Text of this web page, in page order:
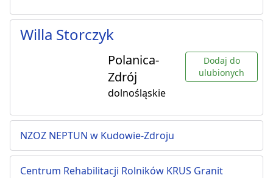
Willa Storczyk
Polanica-
Zdrój
dolnośląskie
Dodaj do
ulubionych
NZOZ NEPTUN w Kudowie-Zdroju
Centrum Rehabilitacji Rolników KRUS Granit